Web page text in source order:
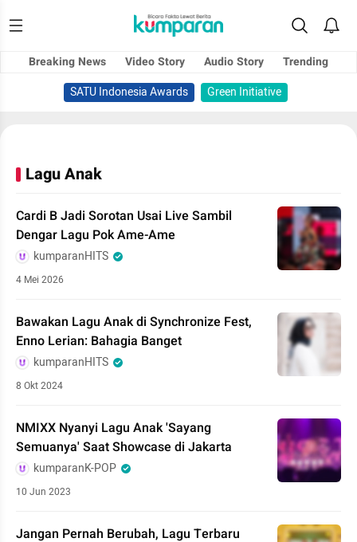
Breaking News Video Story Audio Story
Trending
SATU Indonesia Awards
Green Initiative
Lagu Anak
Cardi B Jadi Sorotan Usai Live Sambil
Dengar Lagu Pok Ame-Ame
kumparanHITS
4 Mei 2026
Bawakan Lagu Anak di Synchronize Fest,
Enno Lerian: Bahagia Banget
kumparanHITS
8 Okt 2024
NMIXX Nyanyi Lagu Anak 'Sayang
Semuanya' Saat Showcase di Jakarta
kumparanK-POP
10 Jun 2023
Jangan Pernah Berubah, Lagu Terbaru